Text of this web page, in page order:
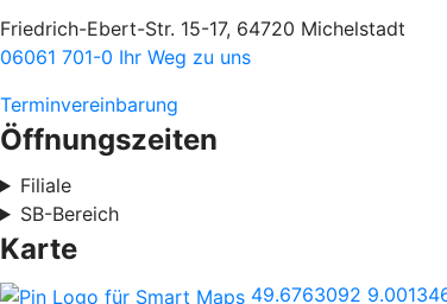
Friedrich-Ebert-Str. 15-17, 64720 Michelstadt
06061 701-0 Ihr Weg zu uns
Terminvereinbarung
Öffnungszeiten
Filiale
SB-Bereich
Karte
49.6763092